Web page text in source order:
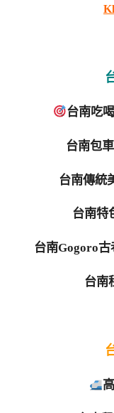
台南吃
台南包
台南傳統
台南
台南Gogoro
台南